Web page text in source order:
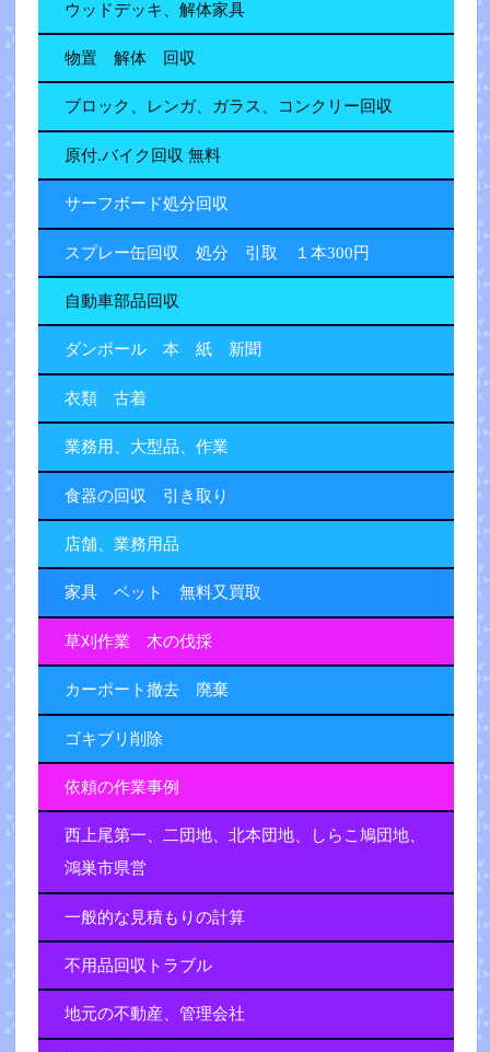
ウッドデッキ、解体家具
物置 解体 回収
ブロック、レンガ、ガラス、コンクリー回収
原付.バイク回収 無料
サーフボード処分回収
スプレー缶回収 処分 引取 １本300円
自動車部品回収
ダンボール 本 紙 新聞
衣類 古着
業務用、大型品、作業
食器の回収 引き取り
店舗、業務用品
家具 ベット 無料又買取
草刈作業 木の伐採
カーポート撤去 廃棄
ゴキブリ削除
依頼の作業事例
西上尾第一、二団地、北本団地、しらこ鳩団地、
鴻巣市県営
一般的な見積もりの計算
不用品回収トラブル
地元の不動産、管理会社